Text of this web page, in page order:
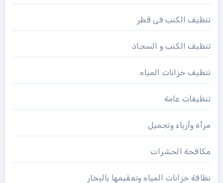
تنظيف الكنب فى قطر
تنظيف الكنب و السجاد
تنظيف خزانات المياه
تنظيفات عامة
مرأة وأزياء وتجميل
مكافحة الحشرات
نظافة خزانات المياه وتعقيمها بالبخار